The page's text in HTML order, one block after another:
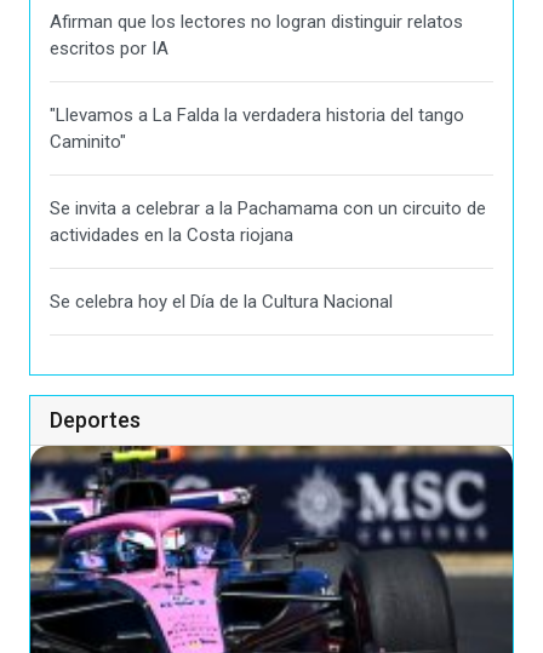
Afirman que los lectores no logran distinguir relatos
escritos por IA
"Llevamos a La Falda la verdadera historia del tango
Caminito"
Se invita a celebrar a la Pachamama con un circuito de
actividades en la Costa riojana
Se celebra hoy el Día de la Cultura Nacional
Deportes